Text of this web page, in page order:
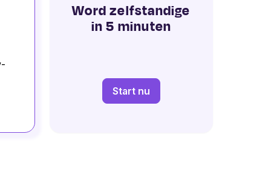
Word zelfstandige
in 5 minuten
Start nu